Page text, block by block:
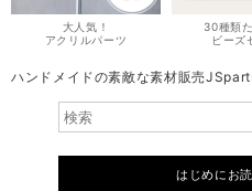
大人気！
アクリルパーツ
30種類
ビーズ
ハンドメイドの素敵な素材販売
はじめにお